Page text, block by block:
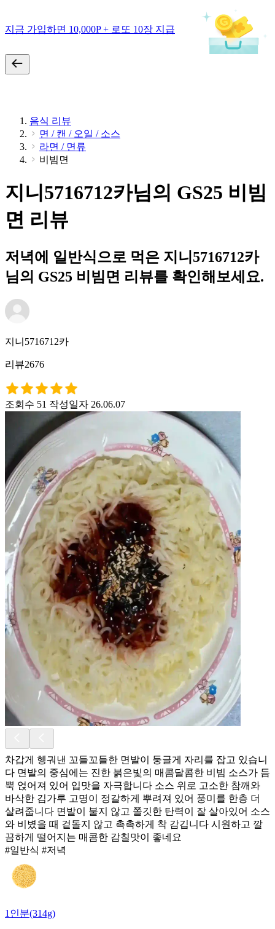
지금 가입하면 10,000P + 로또 10장 지급
음식 리뷰
면 / 캔 / 오일 / 소스
라면 / 면류
비빔면
지니5716712카님의 GS25 비빔
면 리뷰
저녁에 일반식으로 먹은 지니5716712카
님의 GS25 비빔면 리뷰를 확인해보세요.
지니5716712카
리뷰2676
조회수 51 작성일자 26.06.07
차갑게 헹궈낸 꼬들꼬들한 면발이 둥글게 자리를 잡고 있습니
다 면발의 중심에는 진한 붉은빛의 매콤달콤한 비빔 소스가 듬
뿍 얹어져 있어 입맛을 자극합니다 소스 위로 고소한 참깨와
바삭한 김가루 고명이 정갈하게 뿌려져 있어 풍미를 한층 더
살려줍니다 면발이 불지 않고 쫄깃한 탄력이 잘 살아있어 소스
와 비볐을 때 겉돌지 않고 촉촉하게 착 감깁니다 시원하고 깔
끔하게 떨어지는 매콤한 감칠맛이 좋네요
#일반식 #저녁
1인분(314g)